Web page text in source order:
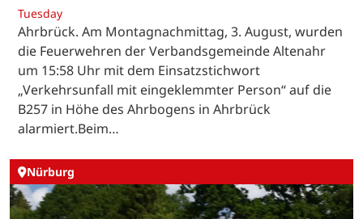
Tuesday
Ahrbrück. Am Montagnachmittag, 3. August, wurden
die Feuerwehren der Verbandsgemeinde Altenahr
um 15:58 Uhr mit dem Einsatzstichwort
„Verkehrsunfall mit eingeklemmter Person“ auf die
B257 in Höhe des Ahrbogens in Ahrbrück
alarmiert.Beim…
Nürburg